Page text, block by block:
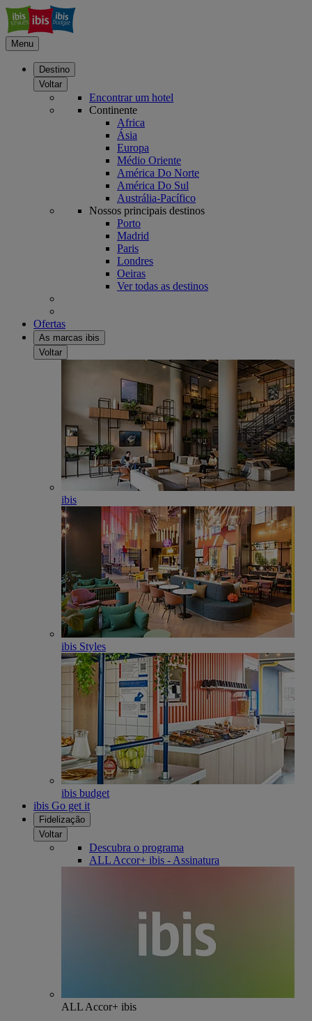
Menu
Destino
Voltar
Encontrar um hotel
Continente
Africa
Ásia
Europa
Médio Oriente
América Do Norte
América Do Sul
Austrália-Pacífico
Nossos principais destinos
Porto
Madrid
Paris
Londres
Oeiras
Ver todas as destinos
Ofertas
As marcas ibis
Voltar
ibis
ibis Styles
ibis budget
ibis Go get it
Fidelização
Voltar
Descubra o programa
ALL Accor+ ibis - Assinatura
ALL Accor+ ibis